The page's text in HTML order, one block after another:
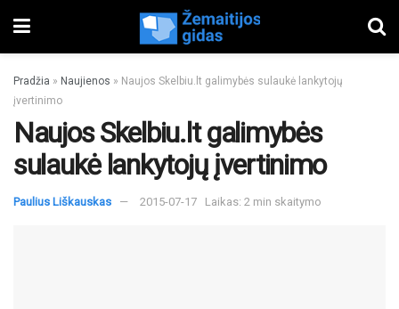
Pradžia » Naujienos » Naujos Skelbiu.lt galimybės sulaukė lankytojų
įvertinimo
Naujos Skelbiu.lt galimybės
sulaukė lankytojų įvertinimo
Paulius Liškauskas 2015-07-17 Laikas: 2 min skaitymo